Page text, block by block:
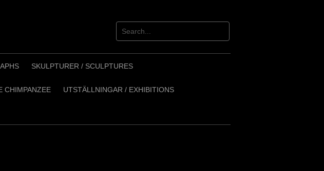
SKULPTURER / SCULPTURES
CHIMPANZEE UTSTÄLLNINGAR / EXHIBITIONS